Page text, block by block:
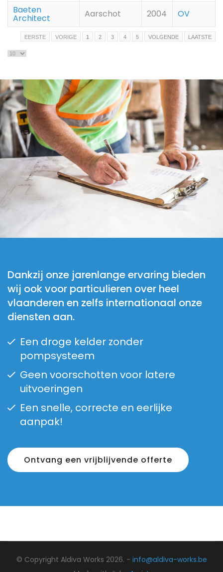
Baeten
Architect Aarschot 2004 OV
EERSTE VORIGE 1 2 3 4 5 VOLGENDE LAATSTE
Dankzij onze jarenlange ervaring bieden
wij ook voor particulieren over heel
vlaanderen en zelfs internationaal onze
diensten aan.
Een droge kelder zonder
pompsysteem
Geen voorschotten voor latere
uitvoeringen
Een snelle, correcte en eerlijke
aanpak!
Ontvang een vrijblijvende offerte
© Copyright Aldiva Works 2026. - info@aldiva-works.be